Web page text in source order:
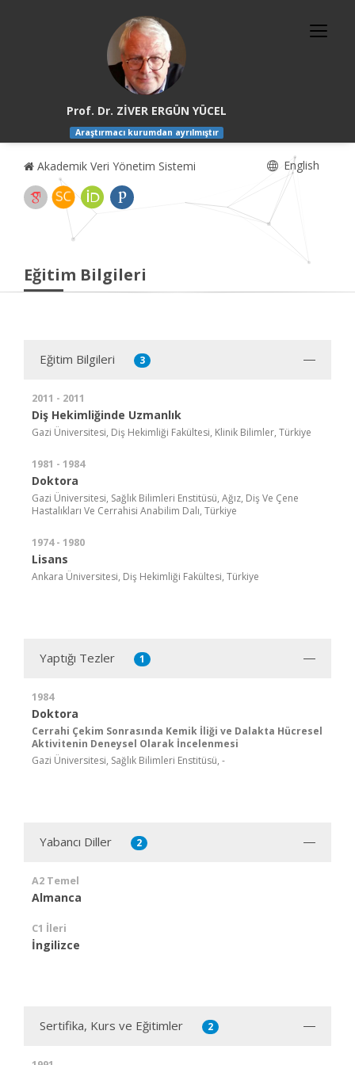
Prof. Dr. ZİVER ERGÜN YÜCEL
Araştırmacı kurumdan ayrılmıştır
Akademik Veri Yönetim Sistemi English
Eğitim Bilgileri
Eğitim Bilgileri 3
2011 - 2011
Diş Hekimliğinde Uzmanlık
Gazi Üniversitesi, Diş Hekimliği Fakültesi, Klinik Bilimler, Türkiye
1981 - 1984
Doktora
Gazi Üniversitesi, Sağlık Bilimleri Enstitüsü, Ağız, Diş Ve Çene
Hastalıkları Ve Cerrahisi Anabilim Dalı, Türkiye
1974 - 1980
Lisans
Ankara Üniversitesi, Diş Hekimliği Fakültesi, Türkiye
Yaptığı Tezler 1
1984
Doktora
Cerrahi Çekim Sonrasında Kemik İliği ve Dalakta Hücresel
Aktivitenin Deneysel Olarak İncelenmesi
Gazi Üniversitesi, Sağlık Bilimleri Enstitüsü, -
Yabancı Diller 2
A2 Temel
Almanca
C1 İleri
İngilizce
Sertifika, Kurs ve Eğitimler 2